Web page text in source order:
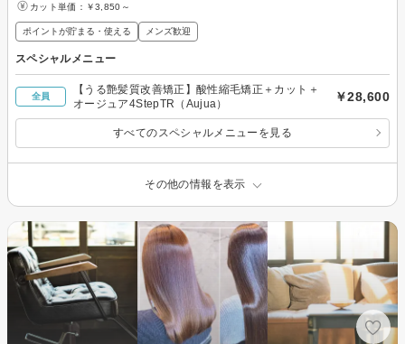
カット単価： ￥3,850～
ポイントが貯まる・使える メンズ歓迎
スペシャルメニュー
全員
【うる艶髪質改善矯正】酸性縮毛矯正＋カット＋
オージュア4StepTR（Aujua）
￥28,600
すべてのスペシャルメニューを見る
その他の情報を表示